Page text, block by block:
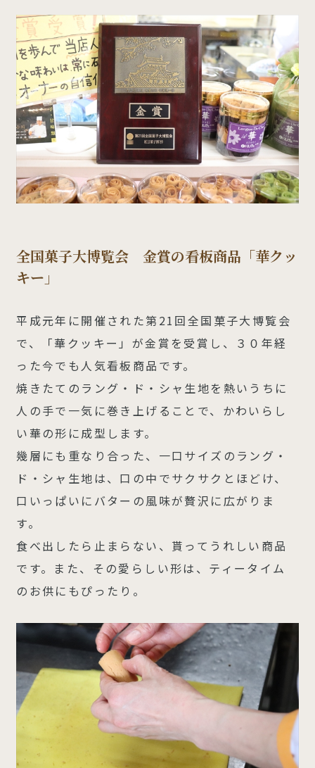
全国菓子大博覧会 金賞の看板商品「華クッ
キー」
平成元年に開催された第21回全国菓子大博覧会
で、「華クッキー」が金賞を受賞し、３０年経
った今でも人気看板商品です。
焼きたてのラング・ド・シャ生地を熱いうちに
人の手で一気に巻き上げることで、かわいらし
い華の形に成型します。
幾層にも重なり合った、一口サイズのラング・
ド・シャ生地は、口の中でサクサクとほどけ、
口いっぱいにバターの風味が贅沢に広がりま
す。
食べ出したら止まらない、貰ってうれしい商品
です。また、その愛らしい形は、ティータイム
のお供にもぴったり。